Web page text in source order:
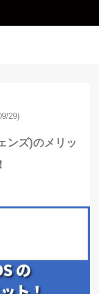
29)
ンズ)のメリッ